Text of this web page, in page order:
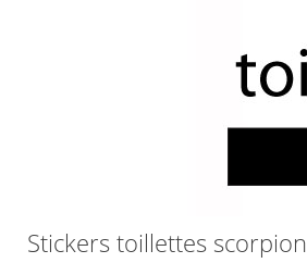
Stickers toillettes scorpion